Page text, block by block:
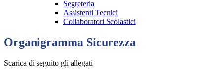
Segreteria
Assistenti Tecnici
Collaboratori Scolastici
Organigramma Sicurezza
Scarica di seguito gli allegati